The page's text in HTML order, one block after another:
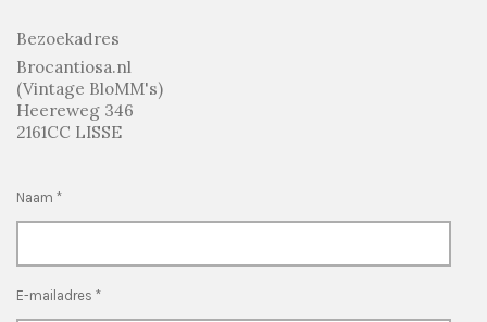
Bezoekadres
Brocantiosa.nl
(Vintage BloMM's)
Heereweg 346
2161CC LISSE
Naam *
E-mailadres *